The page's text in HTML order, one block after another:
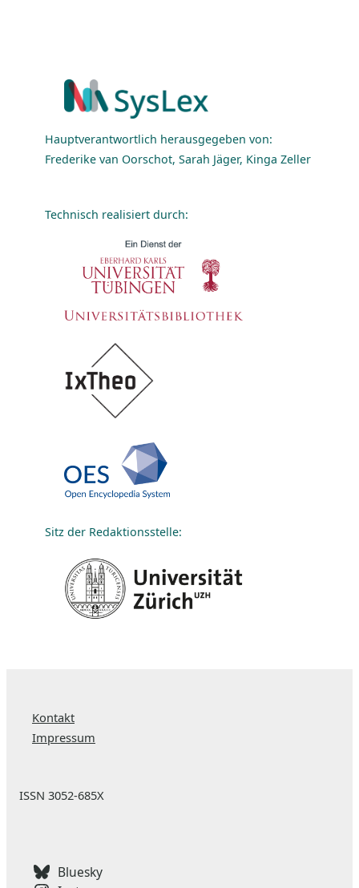
Hauptverantwortlich herausgegeben von:
Frederike van Oorschot, Sarah Jäger, Kinga Zeller
Technisch realisiert durch:
Sitz der Redaktionsstelle:
Kontakt
Impressum
ISSN 3052-685X
Bluesky